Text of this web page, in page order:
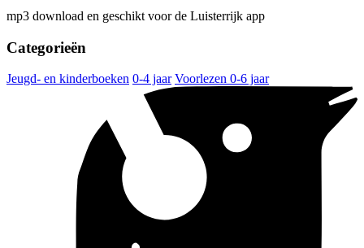
mp3 download en geschikt voor de Luisterrijk app
Categorieën
Jeugd- en kinderboeken 0-4 jaar Voorlezen 0-6 jaar